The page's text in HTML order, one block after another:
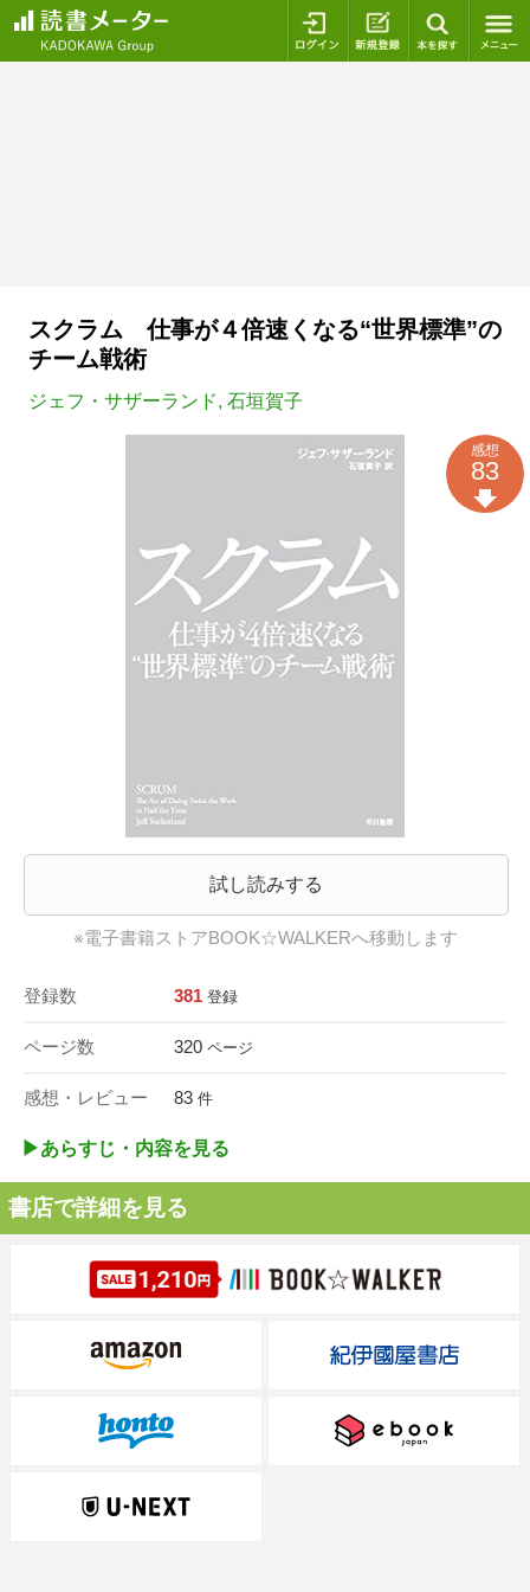
ログイン 新規登録
スクラム 仕事が４倍速くなる“世界標準”の
チーム戦術
ジェフ・サザーランド, 石垣賀子
試し読みする
※電子書籍ストアBOOK☆WALKERへ移動します
登録数 381 登録
ページ数 320 ページ
感想・レビュー 83 件
感想
83
▶︎あらすじ・内容を見る
書店で詳細を見る